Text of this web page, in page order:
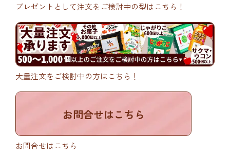
プレゼントとして注文をご検討中の型はこちら！
大量注文をご検討中の方はこちら！
お問合せはこちら
お問合せはこちら